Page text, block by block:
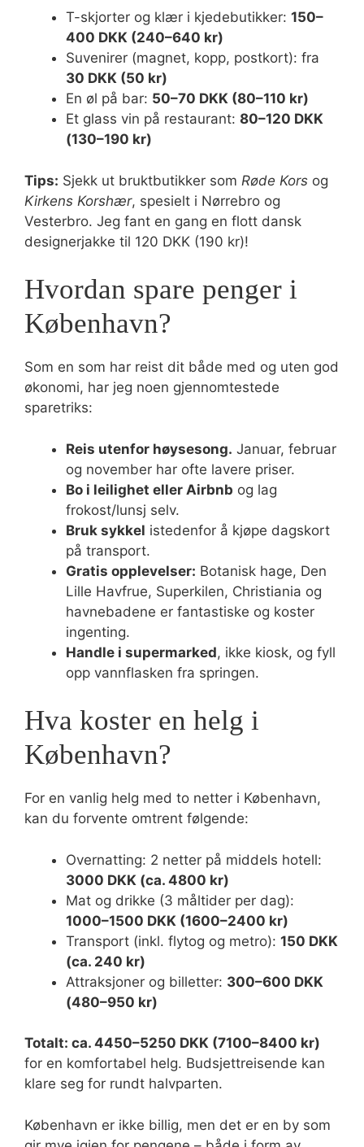
T-skjorter og klær i kjedebutikker: 150–
400 DKK (240–640 kr)
Suvenirer (magnet, kopp, postkort): fra
30 DKK (50 kr)
En øl på bar: 50–70 DKK (80–110 kr)
Et glass vin på restaurant: 80–120 DKK
(130–190 kr)
Tips: Sjekk ut bruktbutikker som Røde Kors og
Kirkens Korshær, spesielt i Nørrebro og
Vesterbro. Jeg fant en gang en flott dansk
designerjakke til 120 DKK (190 kr)!
Hvordan spare penger i
København?
Som en som har reist dit både med og uten god
økonomi, har jeg noen gjennomtestede
sparetriks:
Reis utenfor høysesong. Januar, februar
og november har ofte lavere priser.
Bo i leilighet eller Airbnb og lag
frokost/lunsj selv.
Bruk sykkel istedenfor å kjøpe dagskort
på transport.
Gratis opplevelser: Botanisk hage, Den
Lille Havfrue, Superkilen, Christiania og
havnebadene er fantastiske og koster
ingenting.
Handle i supermarked, ikke kiosk, og fyll
opp vannflasken fra springen.
Hva koster en helg i
København?
For en vanlig helg med to netter i København,
kan du forvente omtrent følgende:
Overnatting: 2 netter på middels hotell:
3000 DKK (ca. 4800 kr)
Mat og drikke (3 måltider per dag):
1000–1500 DKK (1600–2400 kr)
Transport (inkl. flytog og metro): 150 DKK
(ca. 240 kr)
Attraksjoner og billetter: 300–600 DKK
(480–950 kr)
Totalt: ca. 4450–5250 DKK (7100–8400 kr)
for en komfortabel helg. Budsjettreisende kan
klare seg for rundt halvparten.
København er ikke billig, men det er en by som